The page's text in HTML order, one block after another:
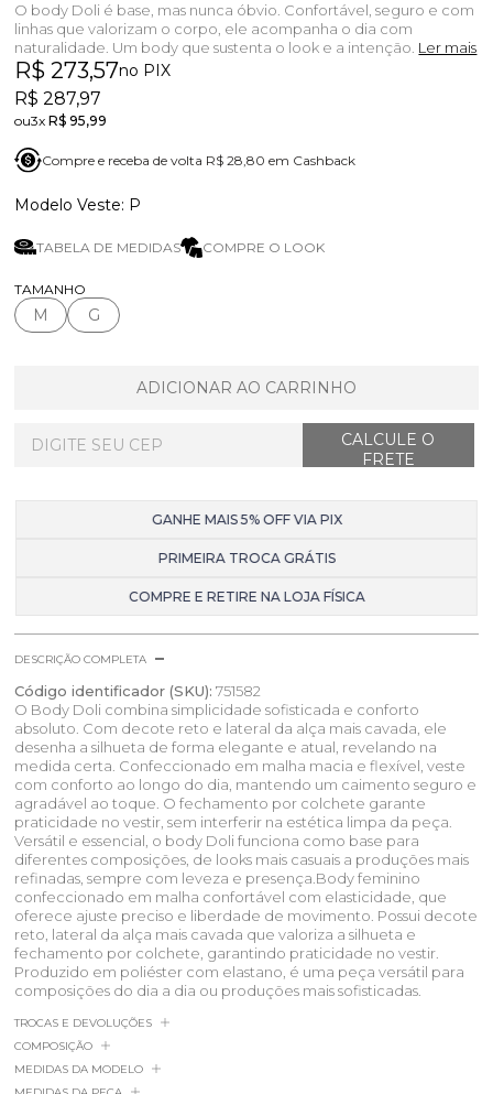
O body Doli é base, mas nunca óbvio. Confortável, seguro e com
linhas que valorizam o corpo, ele acompanha o dia com
naturalidade. Um body que sustenta o look e a intenção. Ler mais
R$ 273,57no PIX
R$ 287,97
3xR$ 95,99
Compre e receba de volta R$ 28,80 em Cashback
P
TABELA DE MEDIDAS COMPRE O LOOK
TAMANHO
M G
ADICIONAR AO CARRINHO
GANHE MAIS 5% OFF VIA PIX
PRIMEIRA TROCA GRÁTIS
COMPRE E RETIRE NA LOJA FÍSICA
DESCRIÇÃO COMPLETA
Código identificador (SKU): 751582
O Body Doli combina simplicidade sofisticada e conforto
absoluto. Com decote reto e lateral da alça mais cavada, ele
desenha a silhueta de forma elegante e atual, revelando na
medida certa. Confeccionado em malha macia e flexível, veste
com conforto ao longo do dia, mantendo um caimento seguro e
agradável ao toque. O fechamento por colchete garante
praticidade no vestir, sem interferir na estética limpa da peça.
Versátil e essencial, o body Doli funciona como base para
diferentes composições, de looks mais casuais a produções mais
refinadas, sempre com leveza e presença.Body feminino
confeccionado em malha confortável com elasticidade, que
oferece ajuste preciso e liberdade de movimento. Possui decote
reto, lateral da alça mais cavada que valoriza a silhueta e
fechamento por colchete, garantindo praticidade no vestir.
Produzido em poliéster com elastano, é uma peça versátil para
composições do dia a dia ou produções mais sofisticadas.
TROCAS E DEVOLUÇÕES
COMPOSIÇÃO
MEDIDAS DA MODELO